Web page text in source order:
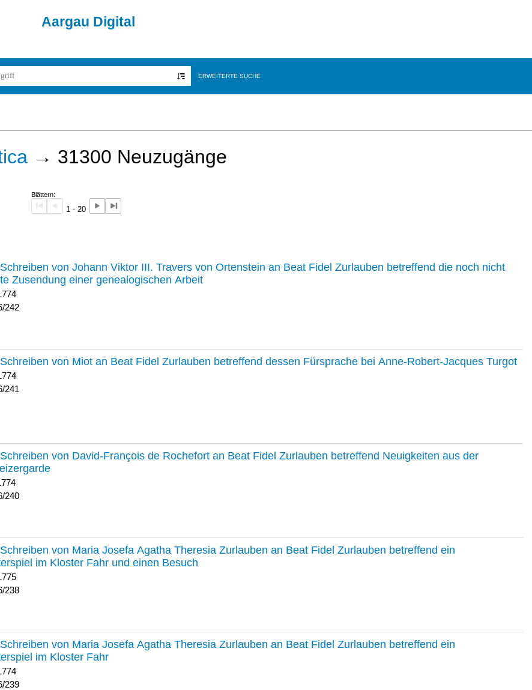
Aargau Digital
ERWEITERTE SUCHE
→ 31300 Neuzugänge
Blättern:
1 - 20
Schreiben von Johann Viktor III. Travers von Ortenstein an Beat Fidel Zurlauben betreffend die noch nicht
Zusendung einer genealogischen Arbeit
242
Schreiben von Miot an Beat Fidel Zurlauben betreffend dessen Fürsprache bei Anne-Robert-Jacques Turgot
241
Schreiben von David-François de Rochefort an Beat Fidel Zurlauben betreffend Neuigkeiten aus der
240
Schreiben von Maria Josefa Agatha Theresia Zurlauben an Beat Fidel Zurlauben betreffend ein
im Kloster Fahr und einen Besuch
238
Schreiben von Maria Josefa Agatha Theresia Zurlauben an Beat Fidel Zurlauben betreffend ein
im Kloster Fahr
239